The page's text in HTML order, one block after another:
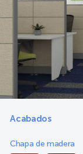
Acabados
Chapa de madera